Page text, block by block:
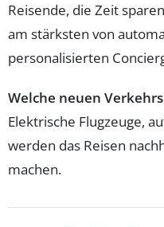
Reisende, die Zeit
am stärksten von
personalisierten
Welche neuen
Elektrische Flugzeuge,
werden das Reisen
machen.